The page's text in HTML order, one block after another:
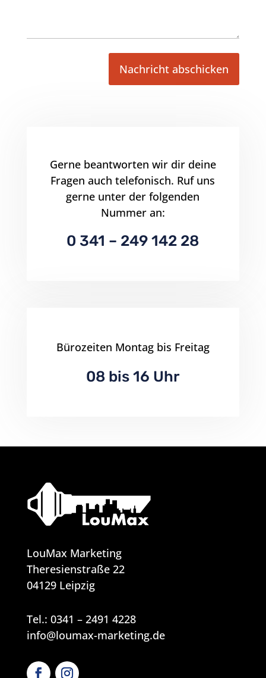
Nachricht abschicken
Gerne beantworten wir dir deine
Fragen auch telefonisch. Ruf uns
gerne unter der folgenden
Nummer an:
0 341 – 249 142 28
Bürozeiten Montag bis Freitag
08 bis 16 Uhr
LouMax Marketing
Theresienstraße 22
04129 Leipzig
Tel.: 0341 – 2491 4228
info@loumax-marketing.de